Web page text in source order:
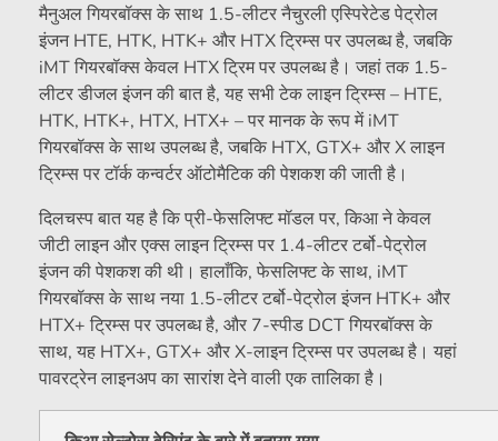
मैनुअल गियरबॉक्स के साथ 1.5-लीटर नैचुरली एस्पिरेटेड पेट्रोल
इंजन HTE, HTK, HTK+ और HTX ट्रिम्स पर उपलब्ध है, जबकि
iMT गियरबॉक्स केवल HTX ट्रिम पर उपलब्ध है। जहां तक ​​1.5-
लीटर डीजल इंजन की बात है, यह सभी टेक लाइन ट्रिम्स – HTE,
HTK, HTK+, HTX, HTX+ – पर मानक के रूप में iMT
गियरबॉक्स के साथ उपलब्ध है, जबकि HTX, GTX+ और X लाइन
ट्रिम्स पर टॉर्क कन्वर्टर ऑटोमैटिक की पेशकश की जाती है।
दिलचस्प बात यह है कि प्री-फेसलिफ्ट मॉडल पर, किआ ने केवल
जीटी लाइन और एक्स लाइन ट्रिम्स पर 1.4-लीटर टर्बो-पेट्रोल
इंजन की पेशकश की थी। हालाँकि, फेसलिफ्ट के साथ, iMT
गियरबॉक्स के साथ नया 1.5-लीटर टर्बो-पेट्रोल इंजन HTK+ और
HTX+ ट्रिम्स पर उपलब्ध है, और 7-स्पीड DCT गियरबॉक्स के
साथ, यह HTX+, GTX+ और X-लाइन ट्रिम्स पर उपलब्ध है। यहां
पावरट्रेन लाइनअप का सारांश देने वाली एक तालिका है।